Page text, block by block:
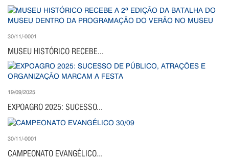
30/11/-0001
MUSEU HISTÓRICO RECEBE...
19/09/2025
EXPOAGRO 2025: SUCESSO...
30/11/-0001
CAMPEONATO EVANGÉLICO...